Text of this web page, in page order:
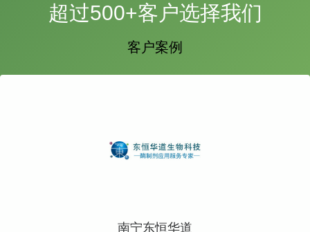
超过500+客户选择我们
客户案例
南宁东恒华道